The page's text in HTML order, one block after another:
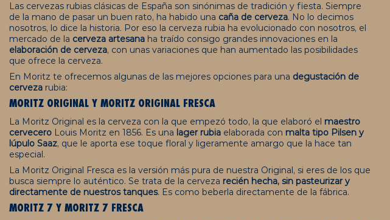
Las cervezas rubias clásicas de España son sinónimas de tradición y fiesta. Siempre
de la mano de pasar un buen rato, ha habido una caña de cerveza. No lo decimos
nosotros, lo dice la historia. Por eso la cerveza rubia ha evolucionado con nosotros, el
mercado de la cerveza artesana ha traído consigo grandes innovaciones en la
elaboración de cerveza, con unas variaciones que han aumentado las posibilidades
que ofrece la cerveza.
En Moritz te ofrecemos algunas de las mejores opciones para una degustación de
cerveza rubia:
MORITZ ORIGINAL Y MORITZ ORIGINAL FRESCA
La Moritz Original es la cerveza con la que empezó todo, la que elaboró el maestro
cervecero Louis Moritz en 1856. Es una lager rubia elaborada con malta tipo Pilsen y
lúpulo Saaz, que le aporta ese toque floral y ligeramente amargo que la hace tan
especial.
La Moritz Original Fresca es la versión más pura de nuestra Original, si eres de los que
busca siempre lo auténtico. Se trata de la cerveza recién hecha, sin pasteurizar y
directamente de nuestros tanques. Es como beberla directamente de la fábrica.
MORITZ 7 Y MORITZ 7 FRESCA